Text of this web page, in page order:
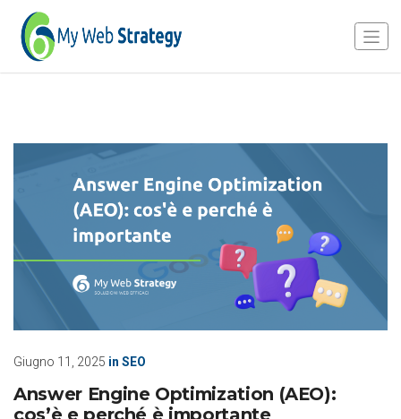
Giugno 11, 2025 in SEO
Answer Engine Optimization (AEO):
cos’è e perché è importante